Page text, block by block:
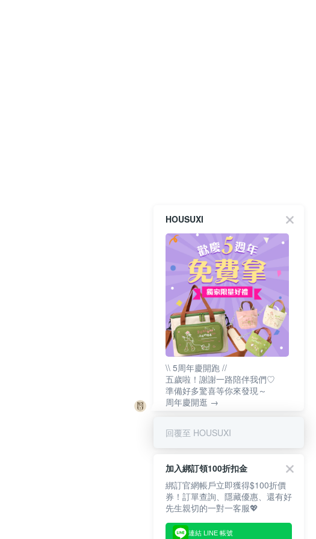
HOUSUXI
\\ 5周年慶開跑 //
五歲啦！謝謝一路陪伴我們♡
準備好多驚喜等你來發現～
周年慶開逛 →
回覆至 HOUSUXI
加入綁訂領100折扣金
綁訂官網帳戶立即獲得$100折價
券！訂單查詢、隱藏優惠、還有好
先生親切的一對一客服💖
連結 LINE 帳號